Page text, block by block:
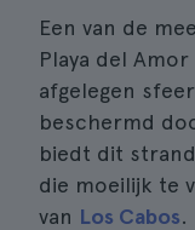
Een van de
Playa del
afgelegen
beschermd
biedt dit
die moeilijk te
van Los Cabos.